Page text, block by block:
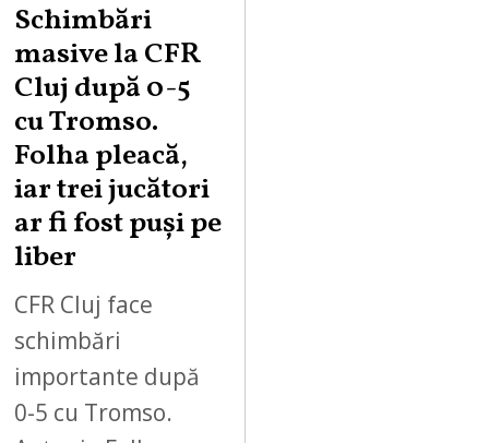
Schimbări
masive la CFR
Cluj după 0-5
cu Tromso.
Folha pleacă,
iar trei jucători
ar fi fost puși pe
liber
CFR Cluj face
schimbări
importante după
0-5 cu Tromso.